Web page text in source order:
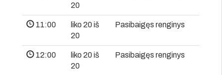
20
11:00
liko 20 iš
20
Pasibaigęs renginys
12:00
liko 20 iš
20
Pasibaigęs renginys